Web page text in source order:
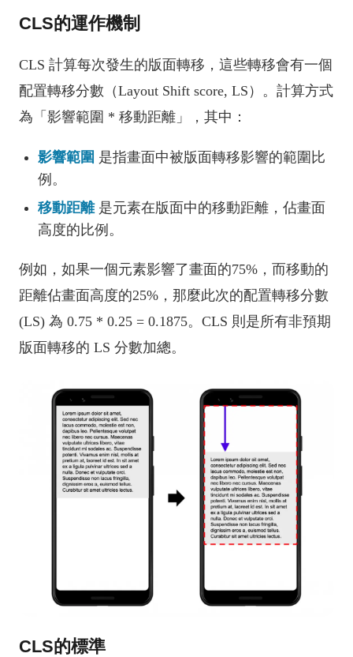
CLS的運作機制
CLS 計算每次發生的版面轉移，這些轉移會有一個
配置轉移分數（Layout Shift score, LS）。計算方式
為「影響範圍 * 移動距離」，其中：
影響範圍 是指畫面中被版面轉移影響的範圍比
例。
移動距離是元素在版面中的移動距離，佔畫面
高度的比例。
例如，如果一個元素影響了畫面的75%，而移動的
距離佔畫面高度的25%，那麼此次的配置轉移分數
(LS) 為 0.75 * 0.25 = 0.1875。CLS 則是所有非預期
版面轉移的 LS 分數加總。
CLS的標準